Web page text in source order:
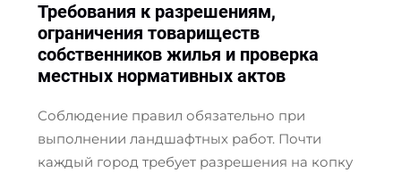
Требования к разрешениям,
ограничения товариществ
собственников жилья и проверка
местных нормативных актов
Соблюдение правил обязательно при
выполнении ландшафтных работ. Почти
каждый город требует разрешения на копку